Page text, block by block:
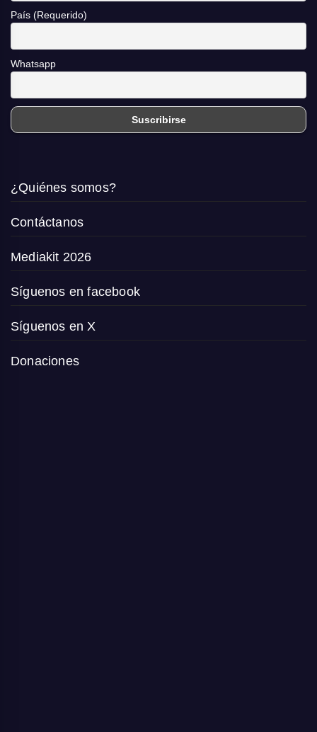
País (Requerido)
Whatsapp
¿Quiénes somos?
Contáctanos
Mediakit 2026
Síguenos en facebook
Síguenos en X
Donaciones